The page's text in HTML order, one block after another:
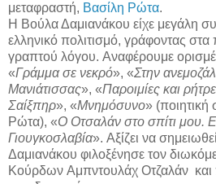
μεταφραστή, Βασίλη Ρώτα.
H Boύλα Δαμιανάκου είχε μεγάλη
ελληνικό πολιτισμό, γράφοντας στα
γραπτού λόγου. Αναφέρουμε
«Γράμμα σε νεκρό», «Στην
Μανιάτισσας», «Παροιμίες και
Σαίξπηρ», «Μνημόσυνο» (ποιητική
Ρώτα), «Ο Οτσαλάν στο σπίτι μου.
Γιουγκοσλαβία». Αξίζει να
Δαμιανάκου φιλοξένησε τον
Κούρδων Αμπντουλάχ Οτζαλάν και